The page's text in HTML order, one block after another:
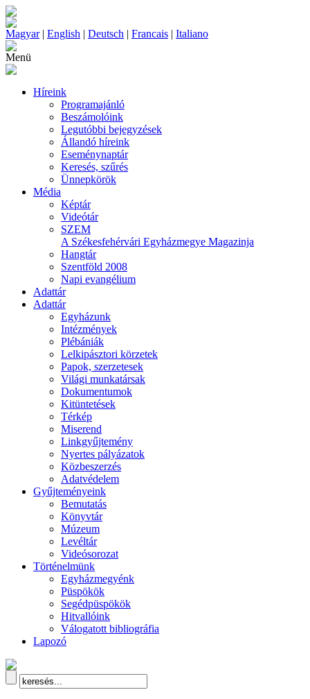
Magyar| English | Deutsch | Francais | Italiano
Menü
Híreink
Programajánló
Beszámolóink
Legutóbbi bejegyzések
Állandó híreink
Eseménynaptár
Keresés, szűrés
Ünnepkörök
Média
Képtár
Videótár
SZEM
A Székesfehérvári Egyházmegye Magazinja
Hangtár
Szentföld 2008
Napi evangélium
Adattár
Adattár
Egyházunk
Intézmények
Plébániák
Lelkipásztori körzetek
Papok, szerzetesek
Világi munkatársak
Dokumentumok
Kitüntetések
Térkép
Miserend
Linkgyűjtemény
Nyertes pályázatok
Közbeszerzés
Adatvédelem
Gyűjteményeink
Bemutatás
Könyvtár
Múzeum
Levéltár
Videósorozat
Történelmünk
Egyházmegyénk
Püspökök
Segédpüspökök
Hitvallóink
Válogatott bibliográfia
Lapozó